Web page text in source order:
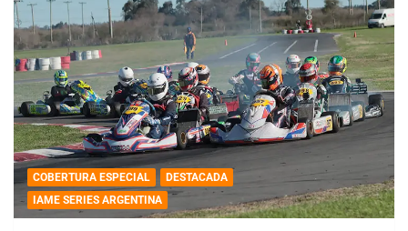
COBERTURA ESPECIAL
DESTACADA
IAME SERIES ARGENTINA